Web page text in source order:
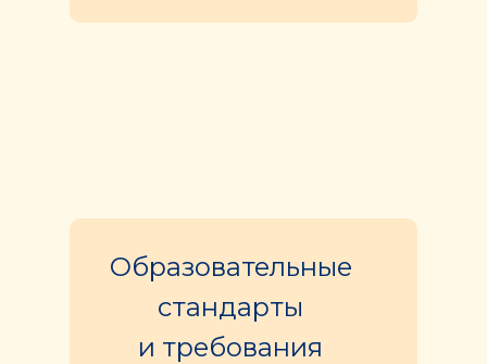
Образовательные
стандарты
и требования